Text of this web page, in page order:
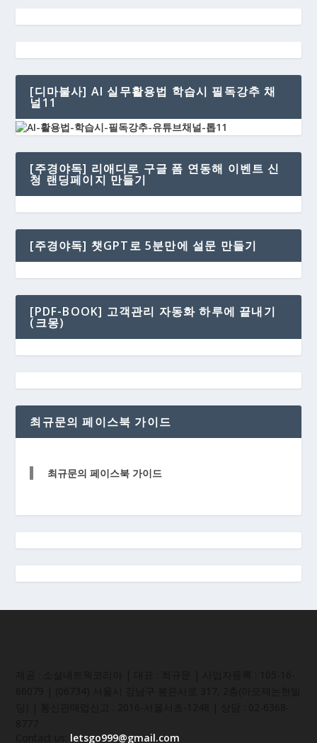
[디마불사] AI 실무활용법 학습시 필독강추 채
널11
[주경야독] 리애디로 구글 폼 연동해 이벤트 신
청 랜딩페이지 만들기
[주경야독] 챗GPT로 5분만에 설문 만들기
[PDF-BOOK] 고객관리 자동화 하루에 끝내기
(크몽)
최규문의 페이스북 가이드
최규문의 페이스북 가이드
letsgo999@gmail.com